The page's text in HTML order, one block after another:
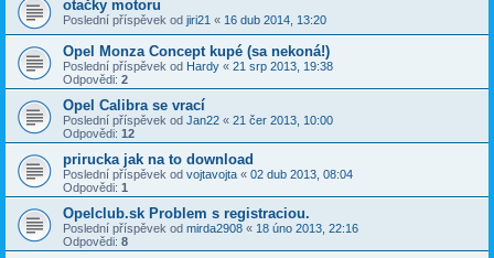
otačky motoru
Poslední příspěvek od jiri21 « 16 dub 2014, 13:20
Opel Monza Concept kupé (sa nekoná!)
Poslední příspěvek od Hardy « 21 srp 2013, 19:38
Odpovědi: 2
Opel Calibra se vrací
Poslední příspěvek od Jan22 « 21 čer 2013, 10:00
Odpovědi: 12
prirucka jak na to download
Poslední příspěvek od vojtavojta « 02 dub 2013, 08:04
Odpovědi: 1
Opelclub.sk Problem s registraciou.
Poslední příspěvek od mirda2908 « 18 úno 2013, 22:16
Odpovědi: 8